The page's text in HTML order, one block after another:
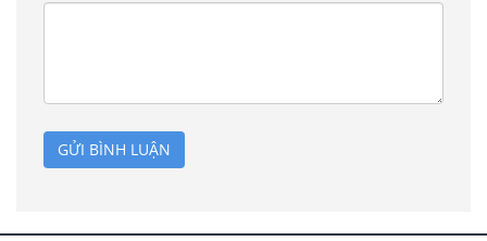
GỬI BÌNH LUẬN